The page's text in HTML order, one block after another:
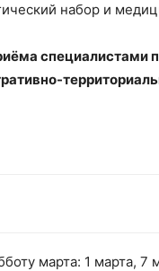
набор и
специалистами
марта: 1 марта, 7